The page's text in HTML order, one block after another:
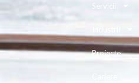
Servicii
Proiecte